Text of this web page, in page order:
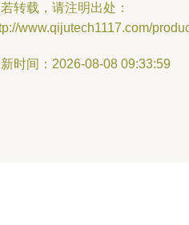
转载，请注明出处：
www.qijutech1117.com/
时间：2026-08-08 09:33:59